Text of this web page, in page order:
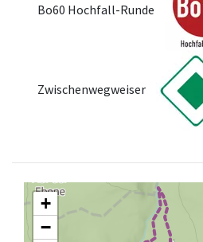
Bo60 Hochfall-Runde
Zwischenwegweiser
+
−